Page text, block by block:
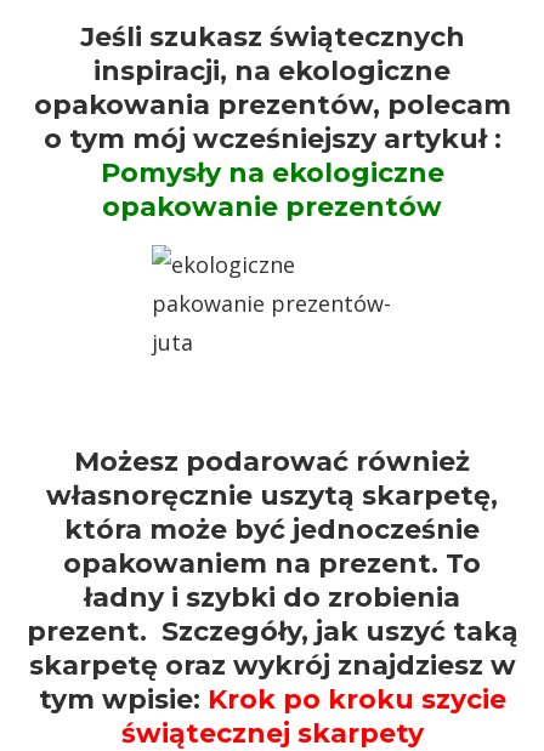
Jeśli szukasz świątecznych
inspiracji, na ekologiczne
opakowania prezentów, polecam
o tym mój wcześniejszy artykuł :
Pomysły na ekologiczne
opakowanie prezentów
Możesz podarować również
własnoręcznie uszytą skarpetę,
która może być jednocześnie
opakowaniem na prezent. To
ładny i szybki do zrobienia
prezent. Szczegóły, jak uszyć taką
skarpetę oraz wykrój znajdziesz w
tym wpisie: Krok po kroku szycie
świątecznej skarpety